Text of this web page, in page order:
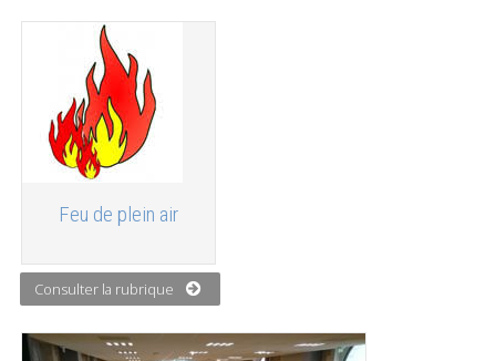
Feu de plein air
Consulter la rubrique